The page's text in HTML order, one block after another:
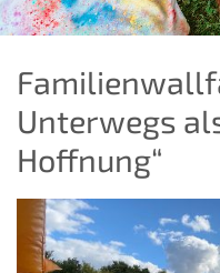
Unterwegs
Hoffnung“